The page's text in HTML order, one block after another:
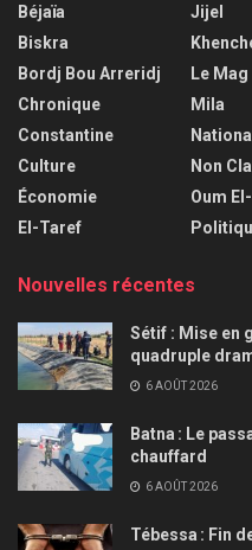
Béjaïa
Biskra
Bordj Bou Arreridj
Chronique
Constantine
Culture
Économie
El-Taref
Jijel
Le Mag
Mila
Non
Oum
Nouvelles récentes
Sétif : Mise en
quadruple
6 AOÛT 2026
Batna : Le
chauffard
6 AOÛT 2026
Tébessa : Fin